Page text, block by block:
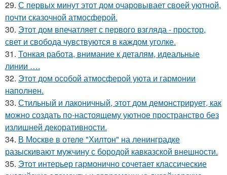
29. С первых минут этот дом очаровывает своей уютной,
почти сказочной атмосферой.
30. Этот дом впечатляет с первого взгляда - простор,
свет и свобода чувствуются в каждом уголке.
31. Тонкая работа, внимание к деталям, идеальные
линии ….
32. Этот дом особой атмосферой уюта и гармонии
наполнен.
33. Стильный и лаконичный, этот дом демонстрирует, как
можно создать по-настоящему уютное пространство без
излишней декоративности.
34. В Москве в отеле "Хилтон" на ленинградке
разыскивают мужчину с бородой кавказской внешности.
35. Этот интерьер гармонично сочетает классические